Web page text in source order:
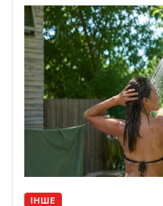
ІНШЕ